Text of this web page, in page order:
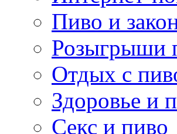
Пиво и
Розыгрыши
Отдых с
Здоровье и
Секс и пиво